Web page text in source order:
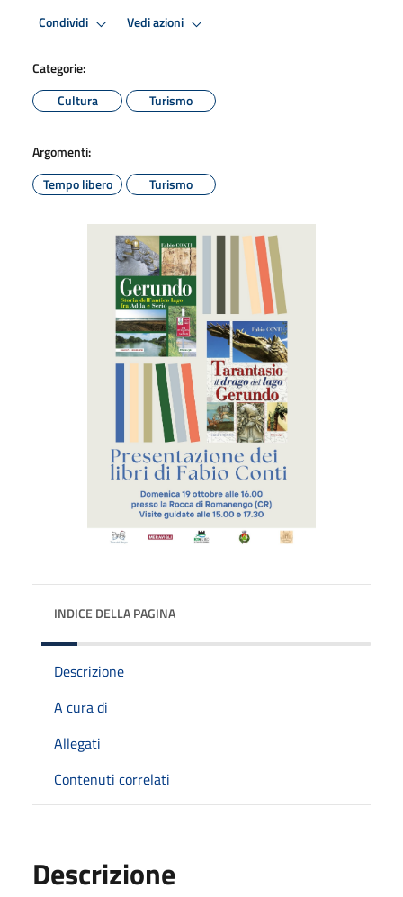
Condividi Vedi azioni
Categorie:
Cultura
Turismo
Argomenti:
Tempo libero
Turismo
INDICE DELLA PAGINA
Descrizione
A cura di
Allegati
Contenuti correlati
Descrizione